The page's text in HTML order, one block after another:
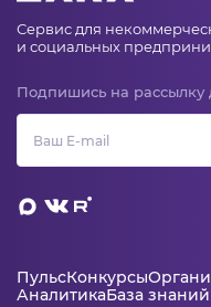
Сервис для
и социальных
Подпишись на рассылку
ПульсКонкурсы
АналитикаБаза знаний